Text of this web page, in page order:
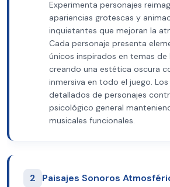
Experimenta personajes
apariencias grotescas y
inquietantes que mejoran la
Cada personaje presenta
únicos inspirados en temas
creando una estética oscura
inmersiva en todo el juego.
detallados de personajes
psicológico general
musicales funcionales.
2 Paisajes Sonoros